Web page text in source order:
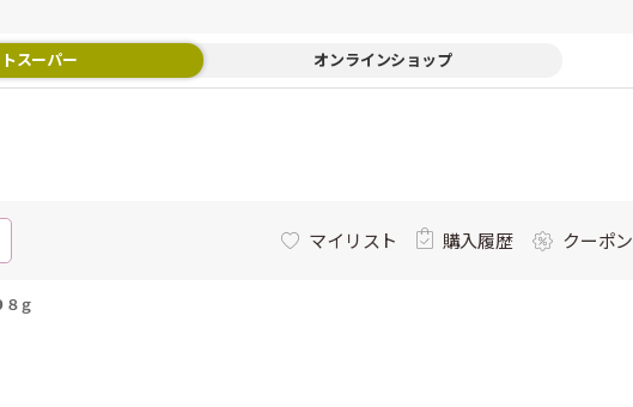
スーパー オンラインショップ
マイリスト 購入履歴 クーポン
８ｇ